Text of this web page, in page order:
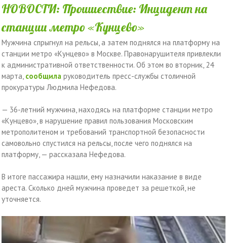
НОВОСТИ: Проишествие: Инцидент на
станции метро «Кунцево»
Мужчина спрыгнул на рельсы, а затем поднялся на платформу на
станции метро «Кунцево» в Москве. Правонарушителя привлекли
к административной ответственности. Об этом во вторник, 24
марта, сообщила руководитель пресс-службы столичной
прокуратуры Людмила Нефедова.
— 36-летний мужчина, находясь на платформе станции метро
«Кунцево», в нарушение правил пользования Московским
метрополитеном и требований транспортной безопасности
самовольно спустился на рельсы, после чего поднялся на
платформу, — рассказала Нефедова.
В итоге пассажира нашли, ему назначили наказание в виде
ареста. Сколько дней мужчина проведет за решеткой, не
уточняется.